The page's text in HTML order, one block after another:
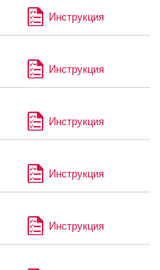
Инструкция
Инструкция
Инструкция
Инструкция
Инструкция